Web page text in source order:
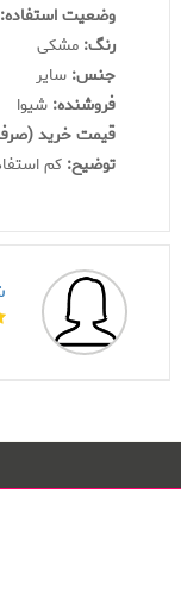
وضعیت استفاده:
رنگ:مشکی
جنس:سایر
فروشنده:شیوا
قیمت خرید
توضیح:کم